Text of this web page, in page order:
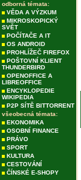
odborná témata:
VĚDA A VÝZKUM
MIKROSKOPICKÝ
SVĚT
POČÍTAČE A IT
OS ANDROID
PROHLÍŽEČ FIREFOX
POŠTOVNÍ KLIENT
THUNDERBIRD
OPENOFFICE A
LIBREOFFICE
ENCYKLOPEDIE
WIKIPEDIA
P2P SÍTĚ BITTORRENT
všeobecná témata:
EKONOMIKA
OSOBNÍ FINANCE
PRÁVO
SPORT
KULTURA
CESTOVÁNÍ
ČÍNSKÉ E-SHOPY